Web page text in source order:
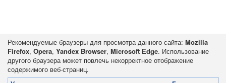
Рекомендуемые браузеры для просмотра данного сайта: Mozilla
Firefox, Opera, Yandex Browser, Microsoft Edge. Использование
другого браузера может повлечь некорректное отображение
содержимого веб-страниц.